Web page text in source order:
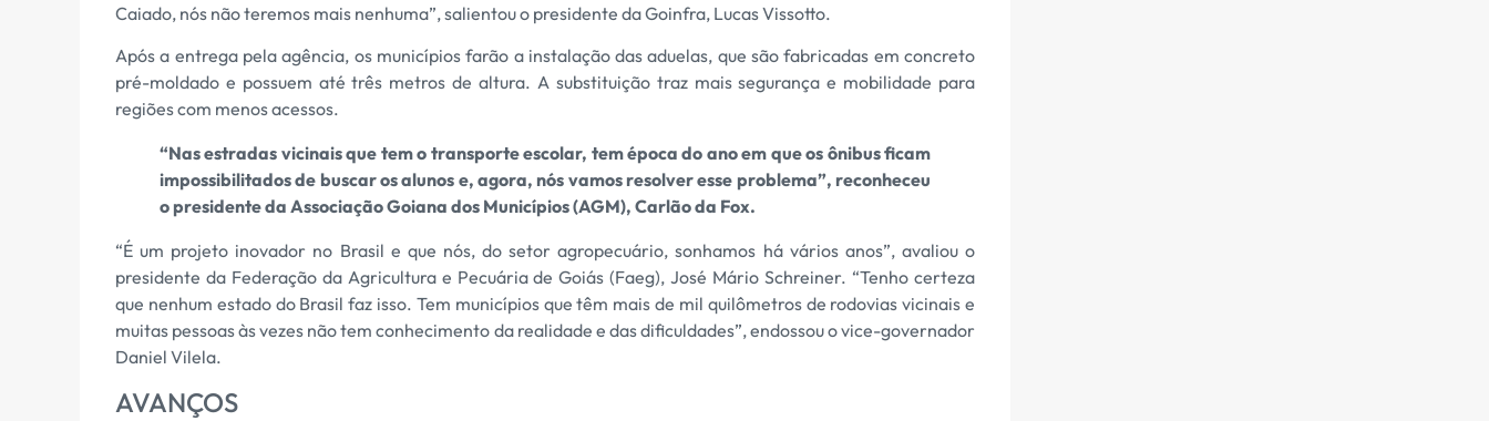
Caiado, nós não teremos mais nenhuma”, salientou o presidente da Goinfra, Lucas Vissotto.
Após a entrega pela agência, os municípios farão a instalação das aduelas, que são fabricadas em concreto
pré-moldado e possuem até três metros de altura. A substituição traz mais segurança e mobilidade para
regiões com menos acessos.
“Nas estradas vicinais que tem o transporte escolar, tem época do ano em que os ônibus ficam
impossibilitados de buscar os alunos e, agora, nós vamos resolver esse problema”, reconheceu
o presidente da Associação Goiana dos Municípios (AGM), Carlão da Fox.
“É um projeto inovador no Brasil e que nós, do setor agropecuário, sonhamos há vários anos”, avaliou o
presidente da Federação da Agricultura e Pecuária de Goiás (Faeg), José Mário Schreiner. “Tenho certeza
que nenhum estado do Brasil faz isso. Tem municípios que têm mais de mil quilômetros de rodovias vicinais e
muitas pessoas às vezes não tem conhecimento da realidade e das dificuldades”, endossou o vice-governador
Daniel Vilela.
AVANÇOS